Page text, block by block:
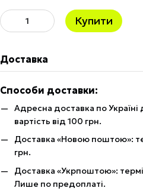
Купити
Доставка
Способи доставки:
Адресна доставка по
вартість від 100 грн.
Доставка «Новою поштою»:
грн.
Доставка «Укрпоштою»:
Лише по предоплаті.